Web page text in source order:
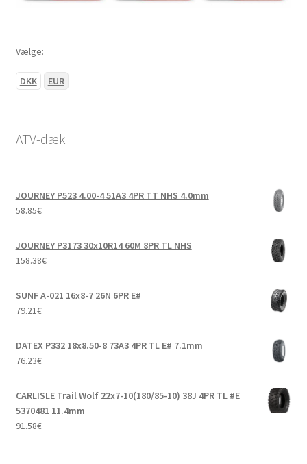
Vælge:
DKK EUR
ATV-dæk
JOURNEY P523 4.00-4 51A3 4PR TT NHS 4.0mm
58.85€
JOURNEY P3173 30x10R14 60M 8PR TL NHS
158.38€
SUNF A-021 16x8-7 26N 6PR E#
79.21€
DATEX P332 18x8.50-8 73A3 4PR TL E# 7.1mm
76.23€
CARLISLE Trail Wolf 22x7-10(180/85-10) 38J 4PR TL #E
5370481 11.4mm
91.58€